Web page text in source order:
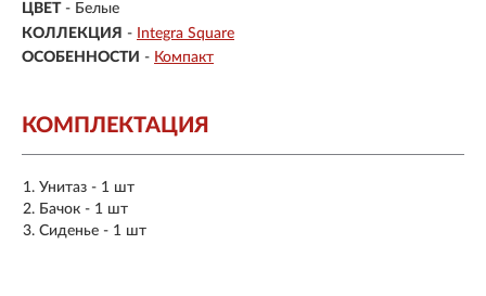
ЦВЕТ - Белые
КОЛЛЕКЦИЯ -
Integra Square
ОСОБЕННОСТИ - Компакт
КОМПЛЕКТАЦИЯ
Унитаз - 1 шт
Бачок - 1 шт
Сиденье - 1 шт